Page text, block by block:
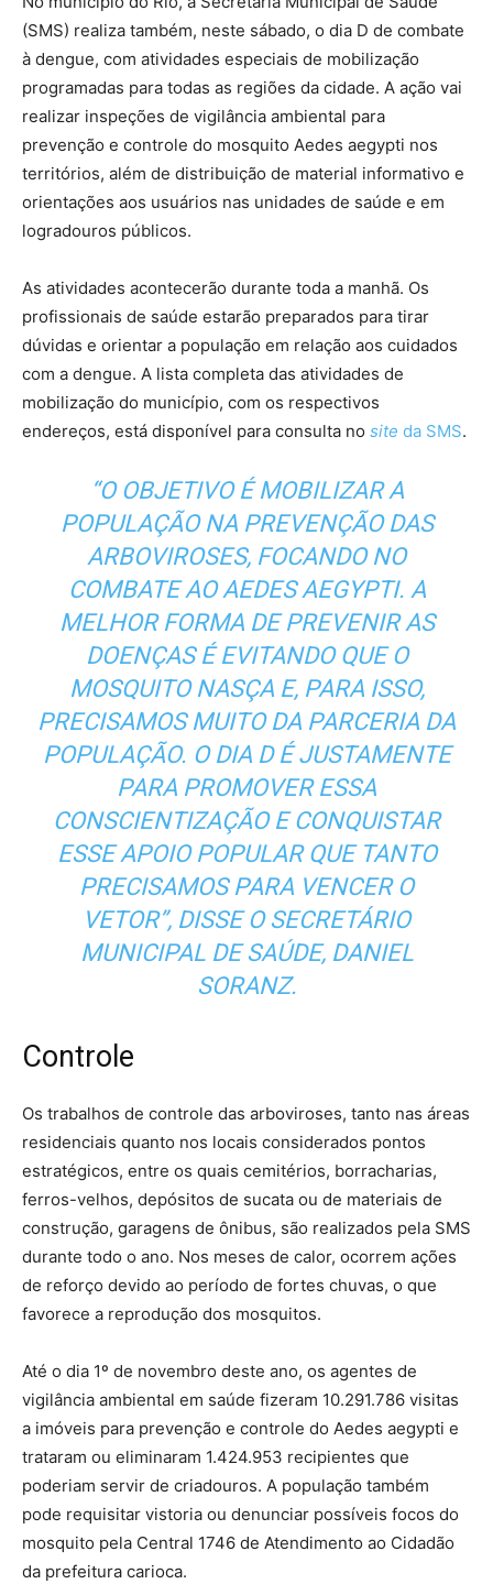
(SMS) realiza também, neste sábado, o dia D de combate
à dengue, com atividades especiais de mobilização
programadas para todas as regiões da cidade. A ação vai
realizar inspeções de vigilância ambiental para
prevenção e controle do mosquito Aedes aegypti nos
territórios, além de distribuição de material informativo e
orientações aos usuários nas unidades de saúde e em
logradouros públicos.
As atividades acontecerão durante toda a manhã. Os
profissionais de saúde estarão preparados para tirar
dúvidas e orientar a população em relação aos cuidados
com a dengue. A lista completa das atividades de
mobilização do município, com os respectivos
endereços, está disponível para consulta no site da SMS.
“O OBJETIVO É MOBILIZAR A
POPULAÇÃO NA PREVENÇÃO DAS
ARBOVIROSES, FOCANDO NO
COMBATE AO AEDES AEGYPTI. A
MELHOR FORMA DE PREVENIR AS
DOENÇAS É EVITANDO QUE O
MOSQUITO NASÇA E, PARA ISSO,
PRECISAMOS MUITO DA PARCERIA DA
POPULAÇÃO. O DIA D É JUSTAMENTE
PARA PROMOVER ESSA
CONSCIENTIZAÇÃO E CONQUISTAR
ESSE APOIO POPULAR QUE TANTO
PRECISAMOS PARA VENCER O
VETOR”, DISSE O SECRETÁRIO
MUNICIPAL DE SAÚDE, DANIEL
SORANZ.
Controle
Os trabalhos de controle das arboviroses, tanto nas áreas
residenciais quanto nos locais considerados pontos
estratégicos, entre os quais cemitérios, borracharias,
ferros-velhos, depósitos de sucata ou de materiais de
construção, garagens de ônibus, são realizados pela SMS
durante todo o ano. Nos meses de calor, ocorrem ações
de reforço devido ao período de fortes chuvas, o que
favorece a reprodução dos mosquitos.
Até o dia 1º de novembro deste ano, os agentes de
vigilância ambiental em saúde fizeram 10.291.786 visitas
a imóveis para prevenção e controle do Aedes aegypti e
trataram ou eliminaram 1.424.953 recipientes que
poderiam servir de criadouros. A população também
pode requisitar vistoria ou denunciar possíveis focos do
mosquito pela Central 1746 de Atendimento ao Cidadão
da prefeitura carioca.